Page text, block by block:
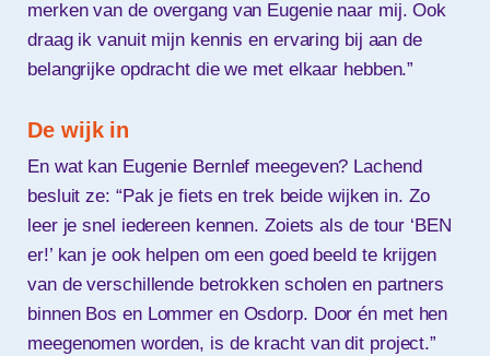
merken van de overgang van Eugenie naar mij. Ook
draag ik vanuit mijn kennis en ervaring bij aan de
belangrijke opdracht die we met elkaar hebben.”
De wijk in
En wat kan Eugenie Bernlef meegeven? Lachend
besluit ze: “Pak je fiets en trek beide wijken in. Zo
leer je snel iedereen kennen. Zoiets als de tour ‘BEN
er!’ kan je ook helpen om een goed beeld te krijgen
van de verschillende betrokken scholen en partners
binnen Bos en Lommer en Osdorp. Door én met hen
meegenomen worden, is de kracht van dit project.”